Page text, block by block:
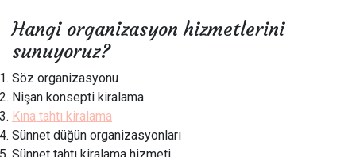
Hangi organizasyon hizmetlerini
sunuyoruz?
Söz organizasyonu
Nişan konsepti kiralama
Kına tahtı kiralama
Sünnet düğün organizasyonları